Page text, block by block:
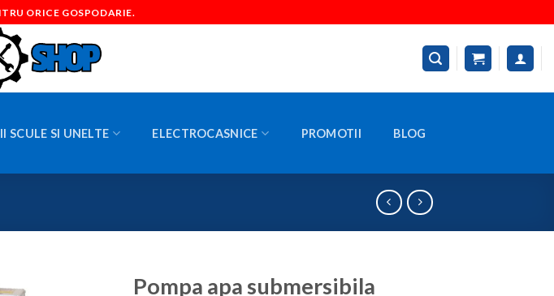
ORICE GOSPODARIE.
SCULE SI UNELTE ELECTROCASNICE PROMOTII BLOG
Pompa apa submersibila